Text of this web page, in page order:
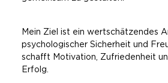
Mein Ziel ist ein wertschätzendes
psychologischer Sicherheit und
schafft Motivation, Zufriedenheit
Erfolg.